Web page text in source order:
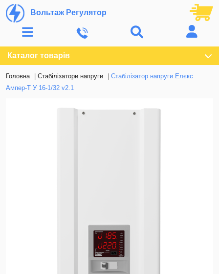
Вольтаж Регулятор
Каталог товарів
Головна Стабілізатори напруги
Стабілізатор напруги Елєкс
Ампер-T У 16-1/32 v2.1